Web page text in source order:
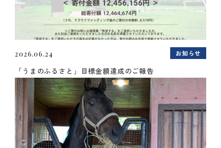
2026.06.24 お知らせ
「うまのふるさと」目標金額達成のご報告